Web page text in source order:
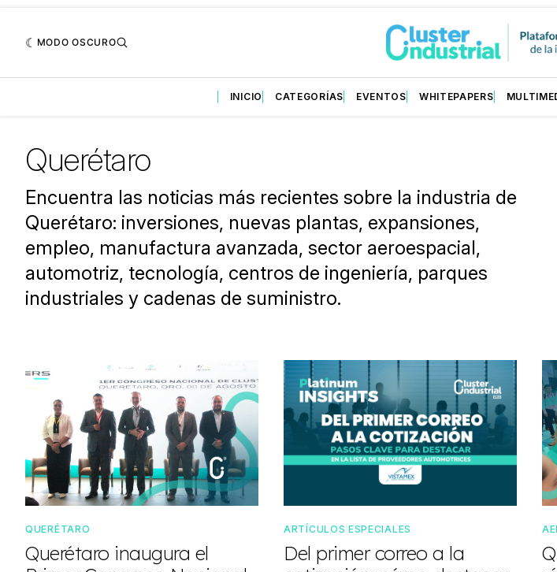
MODO OSCURO
INICIO CATEGORÍAS EVENTOS WHITEPAPERS
Querétaro
Encuentra las noticias más recientes sobre la industria de
Querétaro: inversiones, nuevas plantas, expansiones,
empleo, manufactura avanzada, sector aeroespacial,
automotriz, tecnología, centros de ingeniería, parques
industriales y cadenas de suministro.
QUERÉTARO
Querétaro inaugura el
ARTÍCULOS ESPECIALES
Del primer correo a la